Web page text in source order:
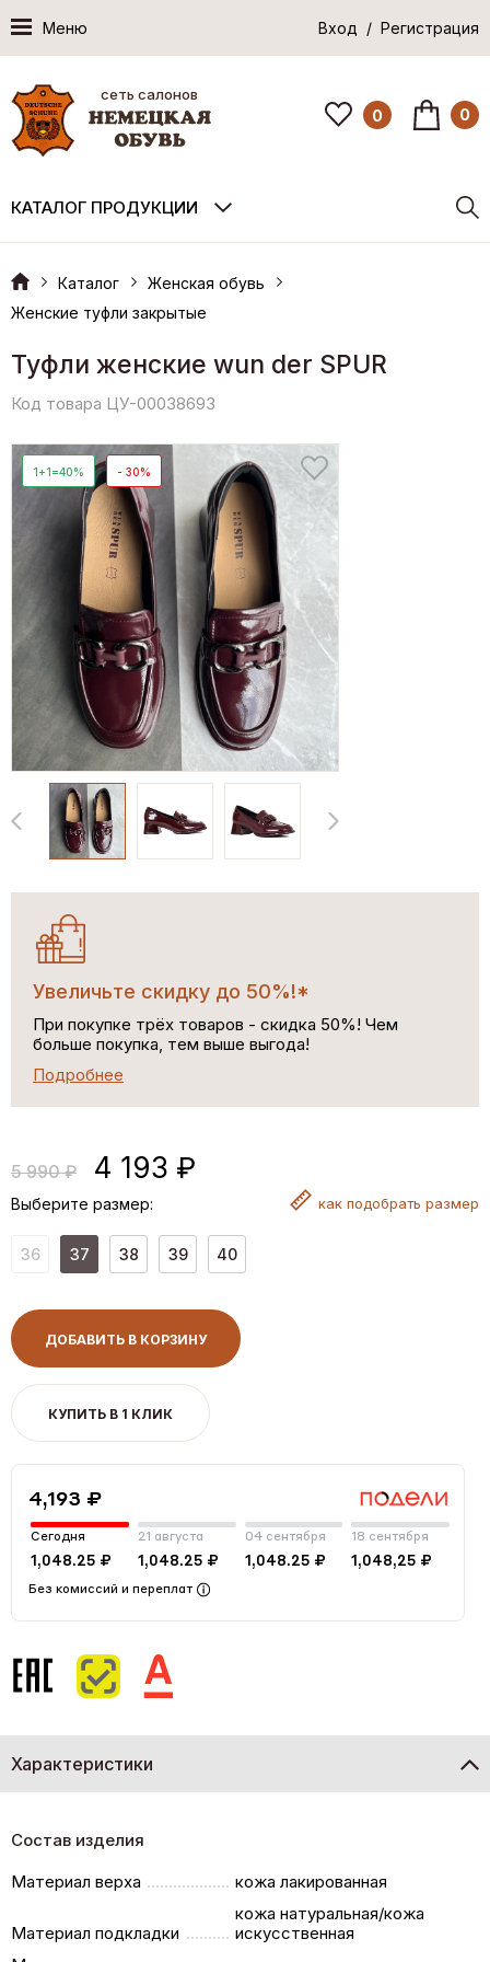
Меню Вход / Регистрация
сеть салонов
0 0
КАТАЛОГ ПРОДУКЦИИ
Каталог
Женская обувь
Женские туфли закрытые
Туфли женские wun der SPUR
Код товара ЦУ-00038693
1+1=40% - 30%
Увеличьте скидку до 50%!*
При покупке трёх товаров - скидка 50%! Чем
больше покупка, тем выше выгода!
Подробнее
5 990 ₽ 4 193 ₽
Выберите размер: как подобрать размер
36 37 38 39 40
ДОБАВИТЬ В КОРЗИНУ
КУПИТЬ В 1 КЛИК
4,193 ₽
Сегодня
1,048.25 ₽
21 августа
1,048.25 ₽
04 сентября
1,048.25 ₽
18 сентября
1,048,25 ₽
Без комиссий и переплат
Характеристики
Состав изделия
Материал верха
кожа лакированная
Материал подкладки
кожа натуральная/кожа
искусственная